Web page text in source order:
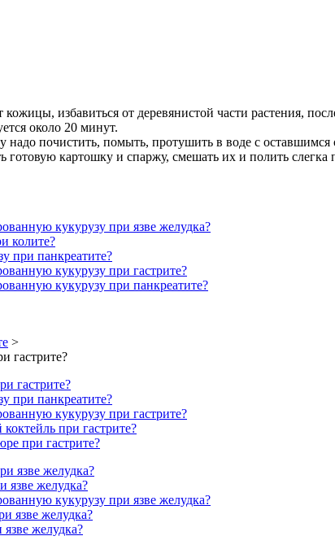
избавиться от деревянистой части растения,
около 20 минут.
надо почистить, помыть, протушить в воде с
готовую картошку и спаржу, смешать их и полить
кукурузу при язве желудка?
колите?
при панкреатите?
кукурузу при гастрите?
кукурузу при панкреатите?
>
гастрите?
гастрите?
при панкреатите?
кукурузу при гастрите?
при гастрите?
при гастрите?
язве желудка?
язве желудка?
кукурузу при язве желудка?
язве желудка?
желудка?